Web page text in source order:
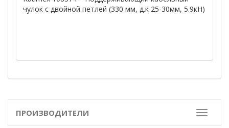
чулок с двойной петлей (330 мм, д.к 25-30мм, 5.9кН)
Toggle
ПРОИЗВОДИТЕЛИ